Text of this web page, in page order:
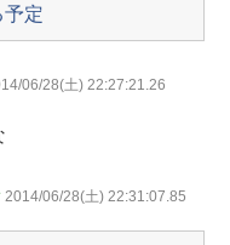
予定
06/28(土) 22:27:21.26
2014/06/28(土) 22:31:07.85